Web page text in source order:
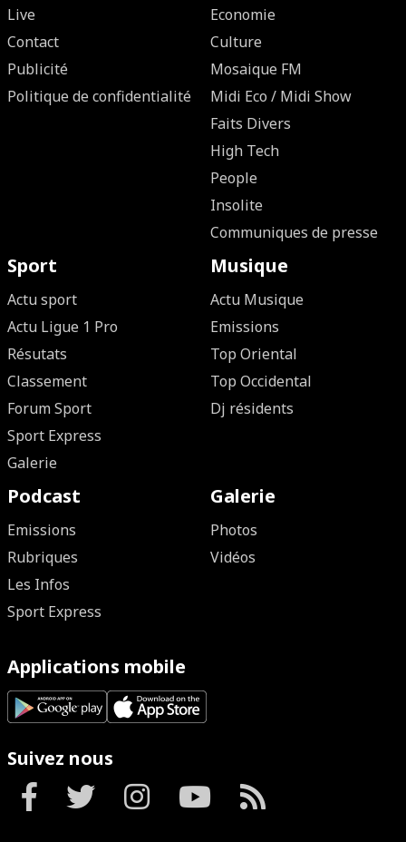
Live
Contact
Publicité
Politique de confidentialité
Economie
Culture
Mosaique FM
Midi Eco / Midi Show
Faits Divers
High Tech
People
Insolite
Communiques de presse
Sport
Actu sport
Actu Ligue 1 Pro
Résutats
Classement
Forum Sport
Sport Express
Galerie
Musique
Actu Musique
Emissions
Top Oriental
Top Occidental
Dj résidents
Podcast
Emissions
Rubriques
Les Infos
Sport Express
Galerie
Photos
Vidéos
Applications mobile
Suivez nous